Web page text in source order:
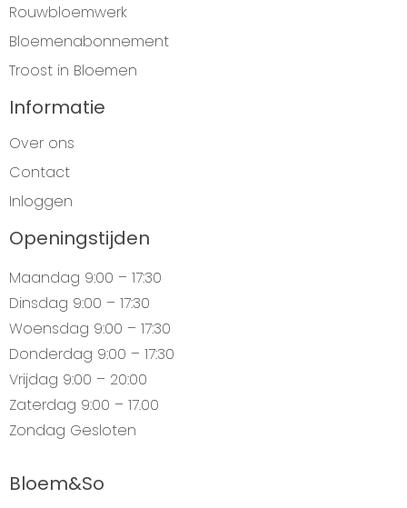
Rouwbloemwerk
Bloemenabonnement
Troost in Bloemen
Informatie
Over ons
Contact
Inloggen
Openingstijden
Maandag 9:00 – 17:30
Dinsdag 9:00 – 17:30
Woensdag 9:00 – 17:30
Donderdag 9:00 – 17:30
Vrijdag 9:00 – 20:00
Zaterdag 9:00 – 17.00
Zondag Gesloten
Bloem&So